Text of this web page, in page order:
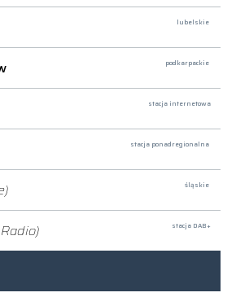
lubelskie
podkarpackie
stacja internetowa
stacja ponadregionalna
śląskie
stacja DAB+